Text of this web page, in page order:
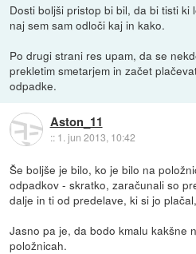
Dosti boljši pristop bi bil, da bi tisti ki
naj sem sam odloči kaj in kako.
Po drugi strani res upam, da se
prekletim smetarjem in začet
odpadke.
Aston_11
:: 1. jun 2013, 10:42
Še boljše je bilo, ko je bilo na
odpadkov - skratko, zaračunali so
dalje in ti od predelave, ki si jo
Jasno pa je, da bodo kmalu kakšne
položnicah.